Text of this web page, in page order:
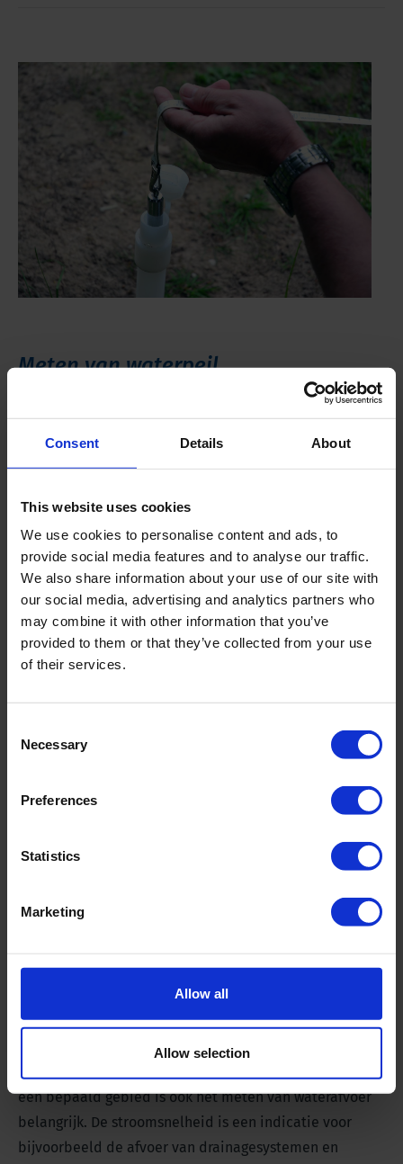
Consent Details About
This website uses cookies
We use cookies to personalise content and ads, to
provide social media features and to analyse our traffic.
We also share information about your use of our site with
our social media, advertising and analytics partners who
may combine it with other information that you’ve
provided to them or that they’ve collected from your use
of their services.
Selection
Necessary
Preferences
Statistics
Marketing
Allow all
Allow selection
Meten van waterpeil
Voor inzicht in de actuele waterstand kan waterpeil
is en eventuele fluctuaties.
Meten van waterpeil
Meten van waterstroming
een bepaald gebied is ook het meten van waterafvoer
belangrijk. De stroomsnelheid is een indicatie voor
bijvoorbeeld de afvoer van drainagesystemen en